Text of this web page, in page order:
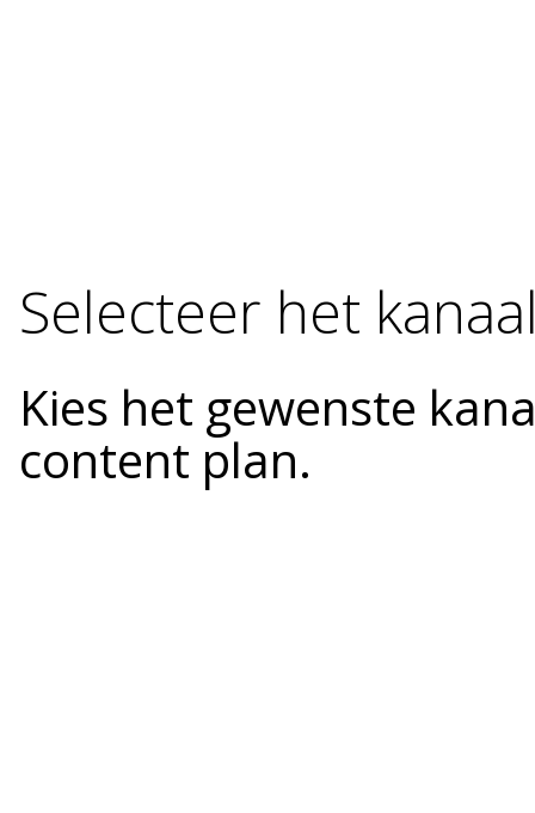
Selecteer het
Kies het gewenste
content plan.